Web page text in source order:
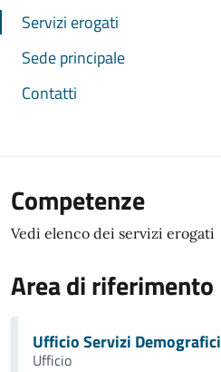
Servizi erogati
Sede principale
Contatti
Competenze
Vedi elenco dei servizi erogati
Area di riferimento
Ufficio Servizi Demografici
Ufficio